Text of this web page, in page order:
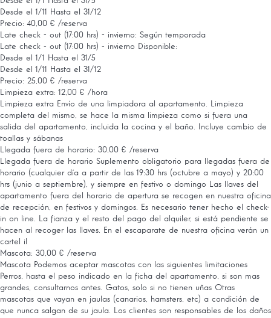
Desde el 1/11 Hasta el 31/12
Precio: 40,00 € /reserva
Late check - out (17:00 hrs) - invierno: Según temporada
Late check - out (17:00 hrs) - invierno Disponible:
Desde el 1/1 Hasta el 31/5
Desde el 1/11 Hasta el 31/12
Precio: 25,00 € /reserva
Limpieza extra: 12,00 € /hora
Limpieza extra Envío de una limpiadora al apartamento. Limpieza
completa del mismo, se hace la misma limpieza como si fuera una
salida del apartamento, incluida la cocina y el baño. Incluye cambio de
toallas y sábanas
Llegada fuera de horario: 30,00 € /reserva
Llegada fuera de horario Suplemento obligatorio para llegadas fuera de
horario (cualquier día a partir de las 19:30 hrs (octubre a mayo) y 20:00
hrs (junio a septiembre), y siempre en festivo o domingo Las llaves del
apartamento fuera del horario de apertura se recogen en nuestra oficina
de recepción, en festivos y domingos. Es necesario tener hecho el check-
in on line. La fianza y el resto del pago del alquiler, si está pendiente se
hacen al recoger las llaves. En el escaparate de nuestra oficina verán un
cartel il
Mascota: 30,00 € /reserva
Mascota Podemos aceptar mascotas con las siguientes limitaciones
Perros, hasta el peso indicado en la ficha del apartamento, si son mas
grandes, consultarnos antes. Gatos, solo si no tienen uñas Otras
mascotas que vayan en jaulas (canarios, hamsters, etc) a condición de
que nunca salgan de su jaula. Los clientes son responsables de los daños